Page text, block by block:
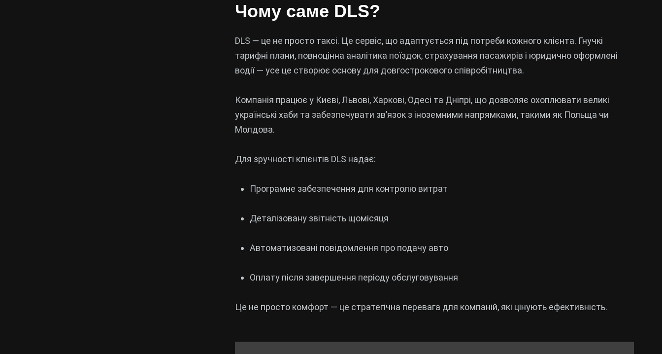
Чому саме DLS?
DLS — це не просто таксі. Це сервіс, що адаптується під потреби кожного клієнта. Гнучкі
тарифні плани, повноцінна аналітика поїздок, страхування пасажирів і юридично оформлені
водії — усе це створює основу для довгострокового співробітництва.
Компанія працює у Києві, Львові, Харкові, Одесі та Дніпрі, що дозволяє охоплювати великі
українські хаби та забезпечувати зв’язок з іноземними напрямками, такими як Польща чи
Молдова.
Для зручності клієнтів DLS надає:
Програмне забезпечення для контролю витрат
Деталізовану звітність щомісяця
Автоматизовані повідомлення про подачу авто
Оплату після завершення періоду обслуговування
Це не просто комфорт — це стратегічна перевага для компаній, які цінують ефективність.